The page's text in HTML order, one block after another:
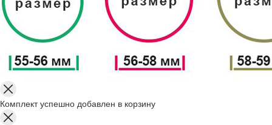
Комплект успешно добавлен в корзину